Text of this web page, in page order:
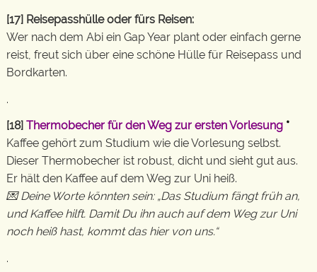
[17] Reisepasshülle oder fürs Reisen:
Wer nach dem Abi ein Gap Year plant oder einfach gerne
reist, freut sich über eine schöne Hülle für Reisepass und
Bordkarten.
.
[18] Thermobecher für den Weg zur ersten Vorlesung *
Kaffee gehört zum Studium wie die Vorlesung selbst.
Dieser Thermobecher ist robust, dicht und sieht gut aus.
Er hält den Kaffee auf dem Weg zur Uni heiß.
💌 Deine Worte könnten sein: „Das Studium fängt früh an,
und Kaffee hilft. Damit Du ihn auch auf dem Weg zur Uni
noch heiß hast, kommt das hier von uns.“
.